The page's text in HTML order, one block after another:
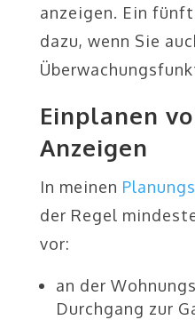
anzeigen. Ein
dazu, wenn Sie
Einplanen
Anzeigen
In meinen
der Regel
vor:
an der
Durchgang zur